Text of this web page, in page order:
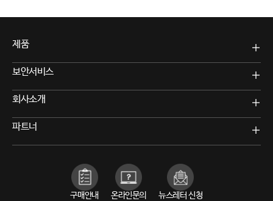
제품
보안서비스
회사소개
파트너
구매안내 온라인문의 뉴스레터 신청